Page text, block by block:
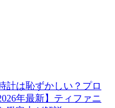
計は恥ずかしい？プロ
年最新】ティファニ